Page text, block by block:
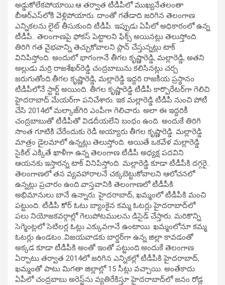
అడ్డుకోలేకపోయాయి.ఆ తర్వాత టీడీపీలో ముఖ్యనేతలంతా
బీఆర్‌ఎస్‌లోకి వెళ్లిపోయారు. దాంతో గతేడాది జరిగిన తెలంగాణ
ఎన్నికలను లైట్‌ తీసుకుంది టీడీపీ. ఇప్పుడు ఏపీలో అధికారంలో ఉన్న
టీడీపీ.. తెలంగాణపై ఫోకస్‌ పెట్టాలని ఫిక్స్ అయినట్లు తెలుస్తోంది.
తిరిగి గత వైభవాన్ని తెచ్చుకోవాలని ప్లాన్ చేస్తున్నట్లు టాక్
వినిపిస్తోంది. అందులో భాగంగానే తీగల కృష్ణారెడ్డి, మల్లారెడ్డి, అతని
అల్లుడు మర్రి రాజశేఖర్‌రెడ్డి చంద్రబాబును కలిసినట్లు చర్చ
జరుగుతోంది.తీగల కృష్ణారెడ్డి, మల్లారెడ్డి ఇద్దరి రాజకీయ ప్రస్థానం
టీడీపీలోనే స్టార్ట్ అయింది. తీగల కృష్ణారెడ్డి టీడీపీ కార్పొరేటర్‌గా గెలిచి
హైదరాబాద్‌ మేయర్‌గా పనిచేశారు. ఇక మల్లారెడ్డి టీడీపీ నుంచి పోటీ
చేసి 2014లో మల్కాజ్‌గిరి ఎంపీగా గెలిచారు. అలా ఈ ఇద్దరికీ
చంద్రబాబుతో టీడీపీతో విడదీయలేని బంధం ఉంది. అందుకే తిరిగి
సొంత గూటికి చేరేందుకు రెడీ అయ్యారు తీగల కృష్ణారెడ్డి. మల్లారెడ్డి
మాత్రం డైలమాలో ఉన్నట్లు తెలుస్తోంది. అయితే ఒకవేళ మల్లారెడ్డి
సైకిల్‌ ఎక్కితే ఖాళీగా ఉన్న తెలంగాణ టీడీపీ అధ్యక్ష పదవిని
ఆయనకు ఇస్తారన్న టాక్ వినిపిస్తోంది. మల్లారెడ్డి కూడా టీడీపీకి దగ్గరై..
తెలంగాణలో తన వ్యవహారాలనే చక్కబెట్టుకోవాలని ఆలోచనలో
ఉన్నట్లు ప్రచారం ఉంది.వాస్తవానికి తెలంగాణలో టీడీపీకి
అభిమానులు బానే ఉన్నారు. హైదరాబాద్‌, ఖమ్మంలో టీడీపీకి మంచి
పట్టుంది. టీడీపీ కోర్‌ ఓటు బ్యాంకైన కమ్మ ఓటర్లు హైదరాబాద్‌లో
పలు నియోజకవర్గాల్లో గెలుపోటములను డిసైడ్ చేస్తారు. మరికొన్ని
సెగ్మెంట్లలో సెటిలర్ల ఓట్లు ఎక్కువగానే ఉంటాయి. ఖమ్మంలోనూ కమ్మ
ఓటర్లు ఉండటం..విజయవాడకు బార్డర్‌గా ఉన్న జిల్లా కావడంతో
అక్కడ కూడా టీడీపీకి అంతో ఇంతో పట్టుంది.అందుకే తెలంగాణ
ఏర్పాటు తర్వాత 2014లో జరిగిన ఎన్నికల్లో టీడీపీకి హైదరాబాద్‌,
ఖమ్మంతో పాటు మిగతా జిల్లాల్లో 15 సీట్లు వచ్చాయి. అంతేకాదు
ఏపీలో చంద్రబాబు అరెస్ట్‌ను వ్యతిరేకిస్తూ హైదరాబాద్‌లో జనం రోడ్ల